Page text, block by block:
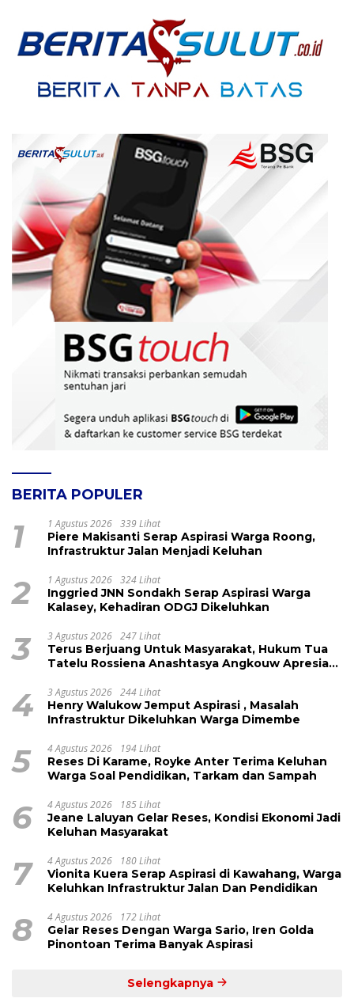
BERITA POPULER
1 1 Agustus 2026 339 Lihat
Piere Makisanti Serap Aspirasi Warga Roong,
Infrastruktur Jalan Menjadi Keluhan
2 1 Agustus 2026 324 Lihat
Inggried JNN Sondakh Serap Aspirasi Warga
Kalasey, Kehadiran ODGJ Dikeluhkan
3 3 Agustus 2026 247 Lihat
Terus Berjuang Untuk Masyarakat, Hukum Tua
Tatelu Rossiena Anashtasya Angkouw Apresiasi
4 3 Agustus 2026 244 Lihat
Henry Walukow Jemput Aspirasi , Masalah
Infrastruktur Dikeluhkan Warga Dimembe
5 4 Agustus 2026 194 Lihat
Reses Di Karame, Royke Anter Terima Keluhan
Warga Soal Pendidikan, Tarkam dan Sampah
6 4 Agustus 2026 185 Lihat
Jeane Laluyan Gelar Reses, Kondisi Ekonomi Jadi
Keluhan Masyarakat
7 4 Agustus 2026 180 Lihat
Vionita Kuera Serap Aspirasi di Kawahang, Warga
Keluhkan Infrastruktur Jalan Dan Pendidikan
8 4 Agustus 2026 172 Lihat
Gelar Reses Dengan Warga Sario, Iren Golda
Pinontoan Terima Banyak Aspirasi
Selengkapnya